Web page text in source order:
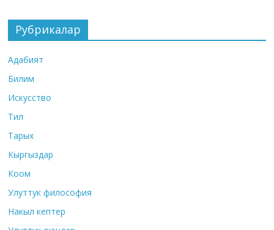
Рубрикалар
Адабият
Билим
Искусство
Тил
Тарых
Кыргыздар
Коом
Улуттук философия
Накыл кептер